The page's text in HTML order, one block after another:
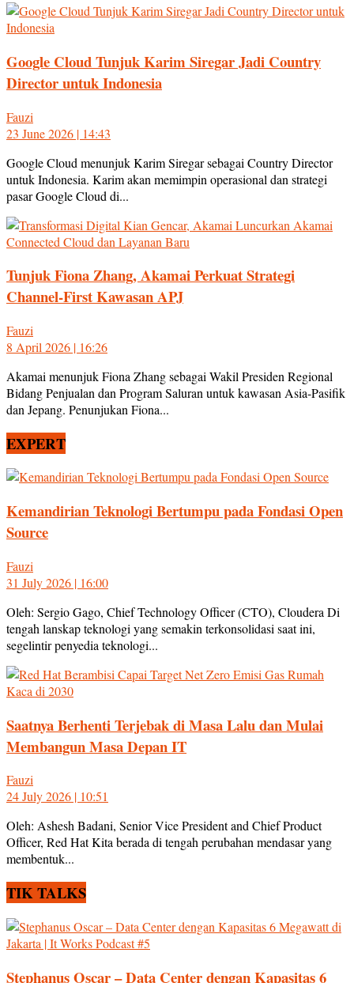
Google Cloud Tunjuk Karim Siregar Jadi Country
Director untuk Indonesia
Fauzi
23 June 2026 | 14:43
Google Cloud menunjuk Karim Siregar sebagai Country Director
untuk Indonesia. Karim akan memimpin operasional dan strategi
pasar Google Cloud di...
Tunjuk Fiona Zhang, Akamai Perkuat Strategi
Channel-First Kawasan APJ
Fauzi
8 April 2026 | 16:26
Akamai menunjuk Fiona Zhang sebagai Wakil Presiden Regional
Bidang Penjualan dan Program Saluran untuk kawasan Asia-Pasifik
dan Jepang. Penunjukan Fiona...
EXPERT
Kemandirian Teknologi Bertumpu pada Fondasi Open
Source
Fauzi
31 July 2026 | 16:00
Oleh: Sergio Gago, Chief Technology Officer (CTO), Cloudera Di
tengah lanskap teknologi yang semakin terkonsolidasi saat ini,
segelintir penyedia teknologi...
Saatnya Berhenti Terjebak di Masa Lalu dan Mulai
Membangun Masa Depan IT
Fauzi
24 July 2026 | 10:51
Oleh: Ashesh Badani, Senior Vice President and Chief Product
Officer, Red Hat Kita berada di tengah perubahan mendasar yang
membentuk...
TIK TALKS
Stephanus Oscar – Data Center dengan Kapasitas 6